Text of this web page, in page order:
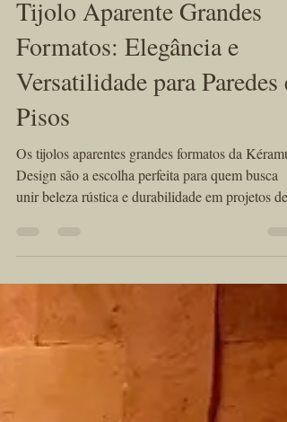
KÉRAMUS design tijolos aparentes
14 de ago. de 2025
2 min de leitura
Tijolo Aparente Grandes
Formatos: Elegância e
Versatilidade para Paredes e
Pisos
Design são a escolha perfeita para quem busca
unir beleza rústica e durabilidade em projetos de
interiores e exteriores. Produzidos artesanalmente
em cerâmica natural e queimados em alta
temperatura, esses tijolos oferecem resistência e
exclusividade em cada peça, garantindo um visual
único e sofisticado. Aplicações versáteis Estes
tijolos podem ser aplicados tanto em paredes